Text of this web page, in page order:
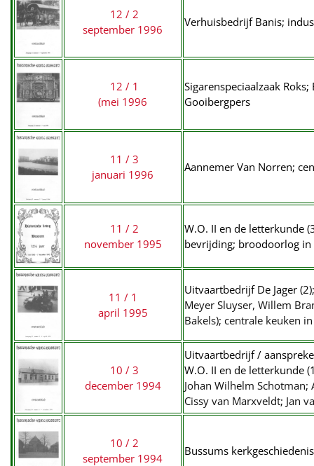
12 / 2
september 1996
Verhuisbedrijf Banis;
12 / 1
(mei 1996
Sigarenspeciaalzaak
Gooibergpers
11 / 3
januari 1996
Aannemer Van Norren;
11 / 2
november 1995
W.O. II en de letterkunde
bevrijding; broodoorlog in
11 / 1
april 1995
Uitvaartbedrijf De Jager
Meyer Sluyser, Willem
Bakels); centrale keuken
10 / 3
december 1994
Uitvaartbedrijf /
W.O. II en de letterkunde
Johan Wilhelm
Cissy van Marxveldt; Jan
10 / 2
september 1994
Bussums